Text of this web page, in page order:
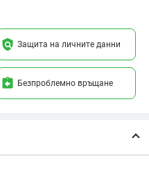
policy Защита на личните данни
assignment_return Безпроблемно връщане